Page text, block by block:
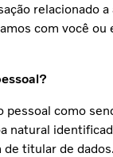
relacionado
com você ou
pessoal como
natural
titular de